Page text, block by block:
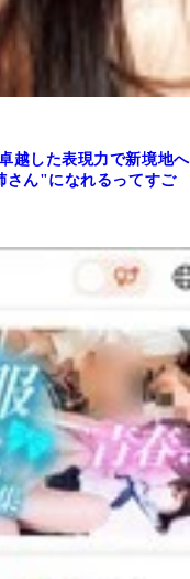
越した表現力で新境地へ
さん"になれるってすご